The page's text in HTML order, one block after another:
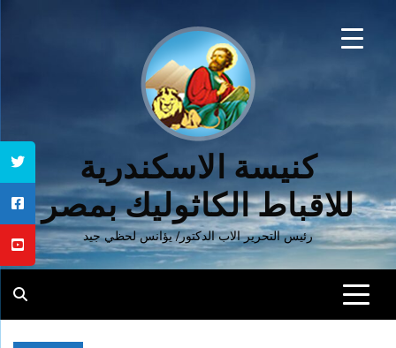
كنيسة الاسكندرية
للاقباط الكاثوليك بمصر
رئيس التحرير الاب الدكتور/ يؤانس لحظي جيد